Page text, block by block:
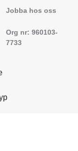
Jobba hos oss
Org nr: 960103-
7733